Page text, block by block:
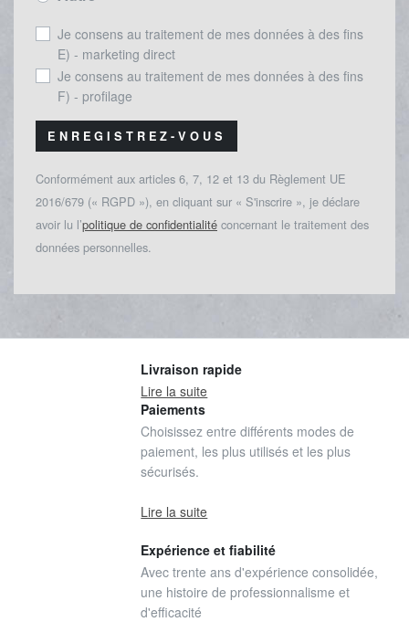
Je consens au traitement de mes données à des fins
E) - marketing direct
Je consens au traitement de mes données à des fins
F) - profilage
ENREGISTREZ-VOUS
Conformément aux articles 6, 7, 12 et 13 du Règlement UE
2016/679 (« RGPD »), en cliquant sur « S'inscrire », je déclare
avoir lu l’politique de confidentialité concernant le traitement des
données personnelles.
Livraison rapide
Lire la suite
Paiements
Choisissez entre différents modes de
paiement, les plus utilisés et les plus
sécurisés.
Lire la suite
Expérience et fiabilité
Avec trente ans d'expérience consolidée,
une histoire de professionnalisme et
d'efficacité